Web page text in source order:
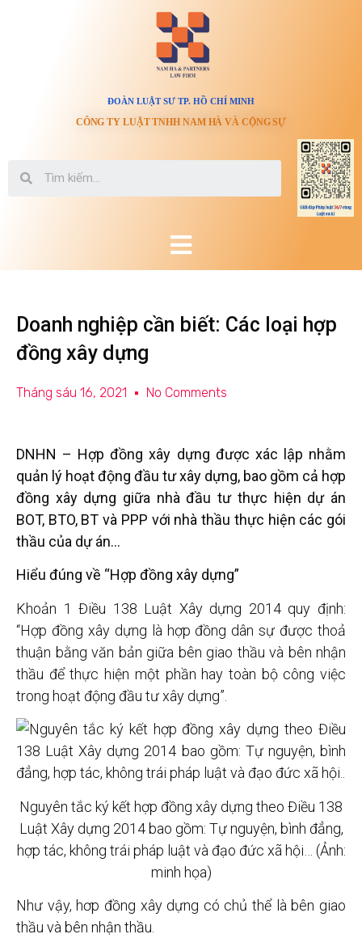
ĐOÀN LUẬT SƯ TP. HỒ CHÍ MINH
CÔNG TY LUẬT TNHH NAM HÀ VÀ CỘNG SỰ
Doanh nghiệp cần biết: Các loại hợp
đồng xây dựng
Tháng sáu 16, 2021 No Comments
DNHN – Hợp đồng xây dựng được xác lập nhằm
quản lý hoạt động đầu tư xây dựng, bao gồm cả hợp
đồng xây dựng giữa nhà đầu tư thực hiện dự án
BOT, BTO, BT và PPP với nhà thầu thực hiện các gói
thầu của dự án…
Hiểu đúng về “Hợp đồng xây dựng”
Khoản 1 Điều 138 Luật Xây dựng 2014 quy định:
“Hợp đồng xây dựng là hợp đồng dân sự được thoả
thuận bằng văn bản giữa bên giao thầu và bên nhận
thầu để thực hiện một phần hay toàn bộ công việc
trong hoạt động đầu tư xây dựng”.
Nguyên tắc ký kết hợp đồng xây dựng theo Điều 138
Luật Xây dựng 2014 bao gồm: Tự nguyện, bình đẳng,
hợp tác, không trái pháp luật và đạo đức xã hội… (Ảnh:
minh họa)
Như vậy, hơp đồng xây dựng có chủ thể là bên giao
thầu và bên nhận thầu.